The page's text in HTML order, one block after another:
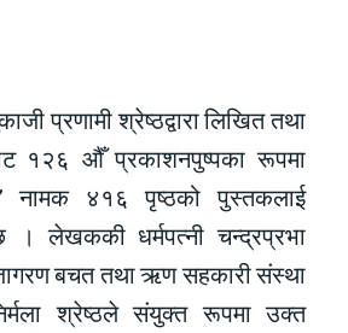
प्रणामी श्रेष्ठद्वारा लिखित तथा
१२६ औँ प्रकाशनपुष्पका रूपमा
नामक ४१६ पृष्ठको पुस्तकलाई
। लेखककी धर्मपत्नी चन्द्रप्रभा
जागरण बचत तथा ऋण सहकारी संस्था
श्रेष्ठले संयुक्त रूपमा उक्त